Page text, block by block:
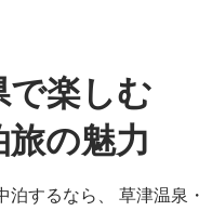
で楽しむ
旅の魅力
泊するなら、 草津温泉